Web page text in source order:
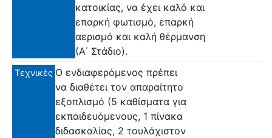
κατοικίας, να έχει καλό και
επαρκή φωτισμό, επαρκή
αερισμό και καλή θέρμανση
(Α΄ Στάδιο).
Τεχνικές Ο ενδιαφερόμενος πρέπει
να διαθέτει τον απαραίτητο
εξοπλισμό (5 καθίσματα για
εκπαιδευόμενους, 1 πίνακα
διδασκαλίας, 2 τουλάχιστον